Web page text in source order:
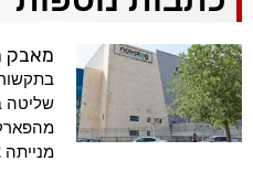
מאבק
שליטה
מהפארק
מנייתה